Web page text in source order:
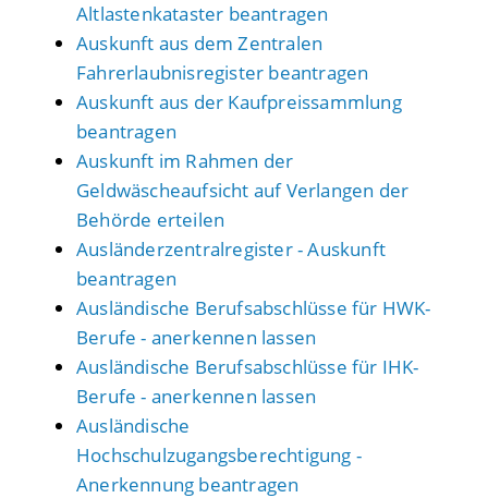
Altlastenkataster beantragen
Auskunft aus dem Zentralen
Fahrerlaubnisregister beantragen
Auskunft aus der Kaufpreissammlung
beantragen
Auskunft im Rahmen der
Geldwäscheaufsicht auf Verlangen der
Behörde erteilen
Ausländerzentralregister - Auskunft
beantragen
Ausländische Berufsabschlüsse für HWK-
Berufe - anerkennen lassen
Ausländische Berufsabschlüsse für IHK-
Berufe - anerkennen lassen
Ausländische
Hochschulzugangsberechtigung -
Anerkennung beantragen